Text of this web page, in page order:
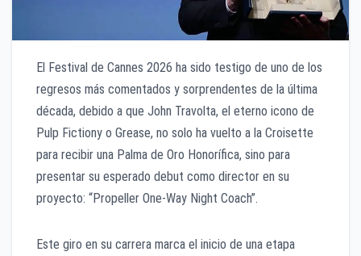
El Festival de Cannes 2026 ha sido testigo de uno de los
regresos más comentados y sorprendentes de la última
década, debido a que John Travolta, el eterno icono de
Pulp Fictiony o Grease, no solo ha vuelto a la Croisette
para recibir una Palma de Oro Honorífica, sino para
presentar su esperado debut como director en su
proyecto: “Propeller One-Way Night Coach”.
Este giro en su carrera marca el inicio de una etapa